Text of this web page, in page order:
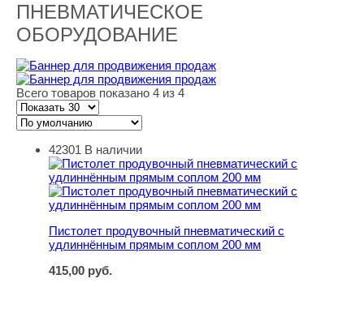
ПНЕВМАТИЧЕСКОЕ
ОБОРУДОВАНИЕ
Всего товаров показано 4 из 4
Пистолет продувочный пневматический с
42301 В наличии
Пистолет продувочный пневматический с
удлиннённым прямым соплом 200 мм
415,00 руб.